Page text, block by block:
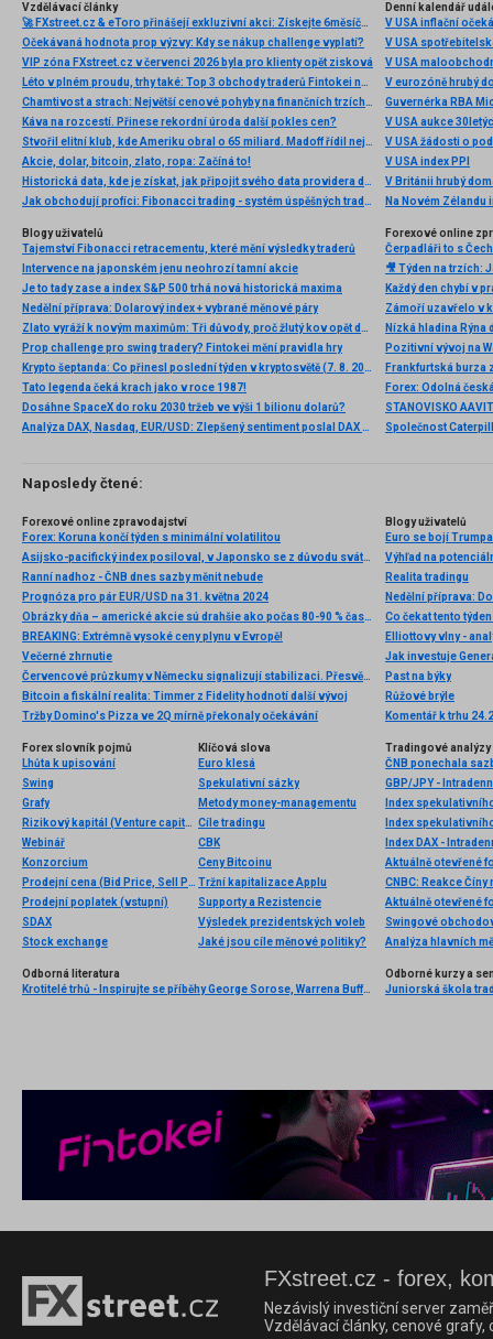
Vzdělávací články
🚀 FXstreet.cz & eToro přinášejí exkluzivní akci: Získejte 6měsíční členství ve VIP zóně ZDARMA
Očekávaná hodnota prop výzvy: Kdy se nákup challenge vyplatí?
VIP zóna FXstreet.cz v červenci 2026 byla pro klienty opět zisková
Léto v plném proudu, trhy také: Top 3 obchody traderů Fintokei na indexech a zlatě
Chamtivost a strach: Největší cenové pohyby na finančních trzích (červenec 2026)
Káva na rozcestí. Přinese rekordní úroda další pokles cen?
Stvořil elitní klub, kde Ameriku obral o 65 miliard. Madoff řídil největší Ponzi dějin
Akcie, dolar, bitcoin, zlato, ropa: Začíná to!
Historická data, kde je získat, jak připojit svého data providera do MultiCharts a proč je budeme potřebovat? (4. díl)
Jak obchodují profíci: Fibonacci trading - systém úspěšných traderů
Denní kalendář
V USA inflační
V USA
V USA
V eurozóně hrubý
Guvernérka RBA
V USA aukce
V USA žádosti o
V USA index PPI
V Británii hrubý
Na Novém Zélandu
Blogy uživatelů
Tajemství Fibonacci retracementu, které mění výsledky traderů
Intervence na japonském jenu neohrozí tamní akcie
Je to tady zase a index S&P 500 trhá nová historická maxima
Nedělní příprava: Dolarový index + vybrané měnové páry
Zlato vyráží k novým maximům: Tři důvody, proč žlutý kov opět dominuje
Prop challenge pro swing tradery? Fintokei mění pravidla hry
Krypto šeptanda: Co přinesl poslední týden v kryptosvětě (7. 8. 2026)
Tato legenda čeká krach jako v roce 1987!
Dosáhne SpaceX do roku 2030 tržeb ve výši 1 bilionu dolarů?
Analýza DAX, Nasdaq, EUR/USD: Zlepšený sentiment poslal DAX na nová maxima
Forexové online
Nízká hladina
Pozitivní vývoj na
Frankfurtská burza
Naposledy čtené:
Forexové online zpravodajství
Forex: Koruna končí týden s minimální volatilitou
Asijsko-pacifický index posiloval, v Japonsko se z důvodu svátku neobchodovalo
Ranní nadhoz - ČNB dnes sazby měnit nebude
Prognóza pro pár EUR/USD na 31. května 2024
Obrázky dňa – americké akcie sú drahšie ako počas 80-90 % času, kedy boli historicky v býčom trhu
BREAKING: Extrémně vysoké ceny plynu v Evropě!
Večerné zhrnutie
Červencové průzkumy v Německu signalizují stabilizaci. Přesvědčivé oživení je ale ještě daleko.
Bitcoin a fiskální realita: Timmer z Fidelity hodnotí další vývoj
Tržby Domino's Pizza ve 2Q mírně překonaly očekávání
Blogy uživatelů
Euro se bojí Trumpa
Výhľad na
Realita tradingu
Nedělní příprava:
Co čekat tento týden
Elliottovy vlny -
Jak investuje
Past na býky
Růžové brýle
Komentář k trhu
Forex slovník pojmů
Lhůta k upisování
Swing
Grafy
Rizikový kapitál (Venture capital)
Webinář
Konzorcium
Prodejní cena (Bid Price, Sell Price)
Prodejní poplatek (vstupní)
SDAX
Stock exchange
Klíčová slova
Euro klesá
Spekulativní sázky
Metody money-managementu
Cíle tradingu
CBK
Ceny Bitcoinu
Tržní kapitalizace Applu
Supporty a Rezistencie
Výsledek prezidentských voleb
Jaké jsou cíle měnové politiky?
Tradingové analýzy
ČNB ponechala
GBP/JPY -
Index
Index
Index DAX -
Aktuálně otevřené
CNBC: Reakce
Aktuálně otevřené
Swingové
Analýza hlavních
Odborná literatura
Krotitelé trhů - Inspirujte se příběhy George Sorose, Warrena Buffetta a Paula Volckera
Odborné kurzy a
Juniorská škola
FXstreet.cz - forex,
Nezávislý investiční server
Vzdělávací články, cenové